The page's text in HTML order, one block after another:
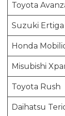
Toyota
Suzuki Ertiga
Honda
Misubishi
Toyota Rush
Daihatsu